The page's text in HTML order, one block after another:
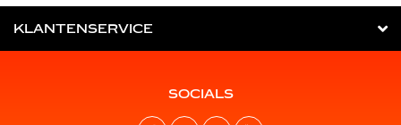
KLANTENSERVICE
SOCIALS